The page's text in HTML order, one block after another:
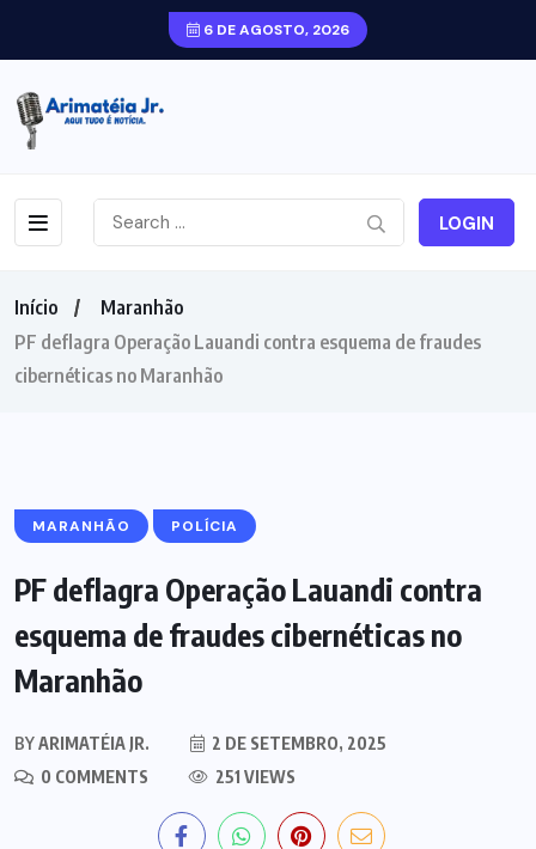
6 DE AGOSTO, 2026
LOGIN
Início
Maranhão
PF deflagra Operação Lauandi contra esquema de fraudes
cibernéticas no Maranhão
MARANHÃO POLÍCIA
PF deflagra Operação Lauandi contra
esquema de fraudes cibernéticas no
Maranhão
BYARIMATÉIA JR.
2 DE SETEMBRO, 2025
0 COMMENTS
251 VIEWS